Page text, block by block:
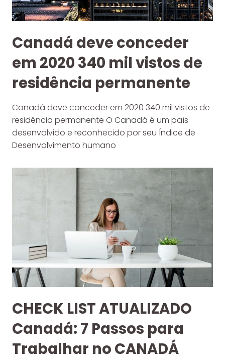
Canadá deve conceder
em 2020 340 mil vistos de
residência permanente
Canadá deve conceder em 2020 340 mil vistos de
residência permanente O Canadá é um país
desenvolvido e reconhecido por seu Índice de
Desenvolvimento humano
CHECK LIST ATUALIZADO
Canadá: 7 Passos para
Trabalhar no CANADÁ